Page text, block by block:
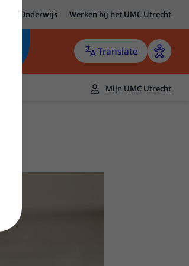
Onderwijs Werken bij het UMC Utrecht
Translate
Mijn UMC Utrecht